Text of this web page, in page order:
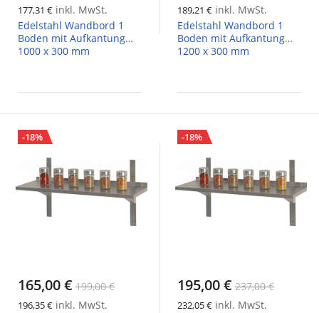
177,31 € inkl. MwSt.
Edelstahl Wandbord 1
Boden mit Aufkantung
1000 x 300 mm
189,21 € inkl. MwSt.
Edelstahl Wandbord 1
Boden mit Aufkantung
1200 x 300 mm
-18%
165,00 € 199,00 €
196,35 € inkl. MwSt.
-18%
195,00 € 237,00 €
232,05 € inkl. MwSt.